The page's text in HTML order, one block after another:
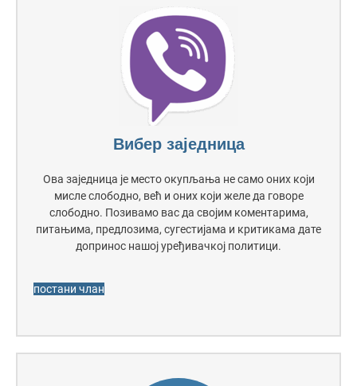
Вибер заједница
Ова заједница је место окупљања не само оних који
мисле слободно, већ и оних који желе да говоре
слободно. Позивамо вас да својим коментарима,
питањима, предлозима, сугестијама и критикама дате
допринос нашој уређивачкој политици.
постани члан